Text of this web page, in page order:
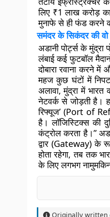
लिए ₹1 लाख करोड़
मुनाफे से ही फंड करने
समंदर के सिकंदर की
अडानी पोर्ट्स के
लंबाई कई फुटबॉल
दोबारा रवाना करने
महज कुछ घंटों में
अलावा, मुंद्रा में
नेटवर्क से जोड़ती है।
रिफ्यूज’ (Port of
है। लॉजिस्टिक्स की
कंट्रोल करता है।”
द्वार (Gateway) के
होता रहेगा, तब तक
के लिए लगभग
Originally written